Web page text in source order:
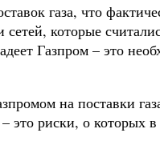
газа, что
которые
Газпром – это
на поставки
это риски, о которых